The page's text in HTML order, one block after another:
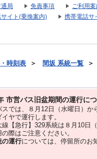
局 免責事項 ご利用案
イト(乗換案内)
携帯電話サ
時刻表 ＞ 間坂 系統一覧 ＞
市営バス旧盆期間の運行に
では、８⽉12⽇（水曜日）か
ヤで運⾏します。
【急行】329系統は８月10日（
際はご注意ください。
の運行については、停留所のお